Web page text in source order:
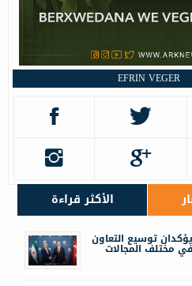
EFRIN VEGER
الأكثر قراءة
توسيع التعاون
مختلف المجالات